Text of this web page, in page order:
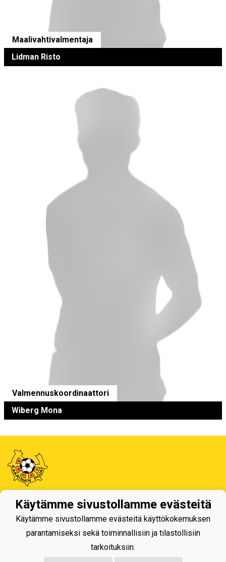
Maalivahtivalmentaja
Lidman Risto
Valmennuskoordinaattori
Wiberg Mona
Tietosuojaseloste
Kaarinan Pojat ry
Erotuomarinkatu 4, 20780 Kaarina
Käytämme sivustollamme evästeitä
Käytämme sivustollamme evästeitä käyttökokemuksen
parantamiseksi sekä toiminnallisiin ja tilastollisiin
tarkoituksiin.